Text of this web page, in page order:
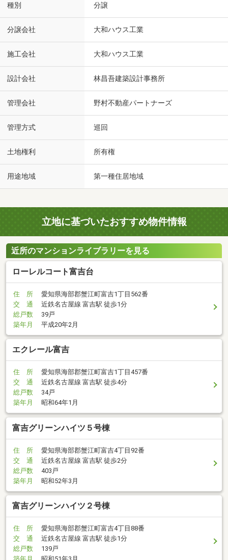
種別 分譲
分譲会社 大和ハウス工業
施工会社 大和ハウス工業
設計会社 林昌吾建築設計事務所
管理会社 野村不動産パートナーズ
管理方式 巡回
土地権利 所有権
用途地域 第一種住居地域
立地に基づいたおすすめ物件情報
近所のマンションライブラリーを見る
ローレルコート富吉台
住 所
愛知県海部郡蟹江町富吉1丁目562番
交 通
近鉄名古屋線 富吉駅 徒歩1分
総戸数
39戸
築年月
平成20年2月
エクレール富吉
住 所
愛知県海部郡蟹江町富吉1丁目457番
交 通
近鉄名古屋線 富吉駅 徒歩4分
総戸数
34戸
築年月
昭和64年1月
富吉グリーンハイツ５号棟
住 所
愛知県海部郡蟹江町富吉4丁目92番
交 通
近鉄名古屋線 富吉駅 徒歩2分
総戸数
403戸
築年月
昭和52年3月
富吉グリーンハイツ２号棟
住 所
愛知県海部郡蟹江町富吉4丁目88番
交 通
近鉄名古屋線 富吉駅 徒歩1分
総戸数
139戸